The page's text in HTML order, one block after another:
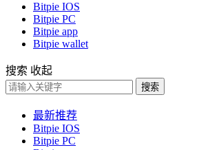
Bitpie IOS
Bitpie PC
Bitpie app
Bitpie wallet
搜索 收起
搜索
最新推荐
Bitpie IOS
Bitpie PC